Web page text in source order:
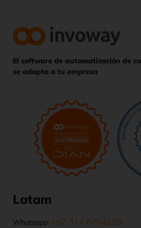
El software de automatización de
se adapta a tu empresa
Latam
Whatsapp: +57 317 6754229